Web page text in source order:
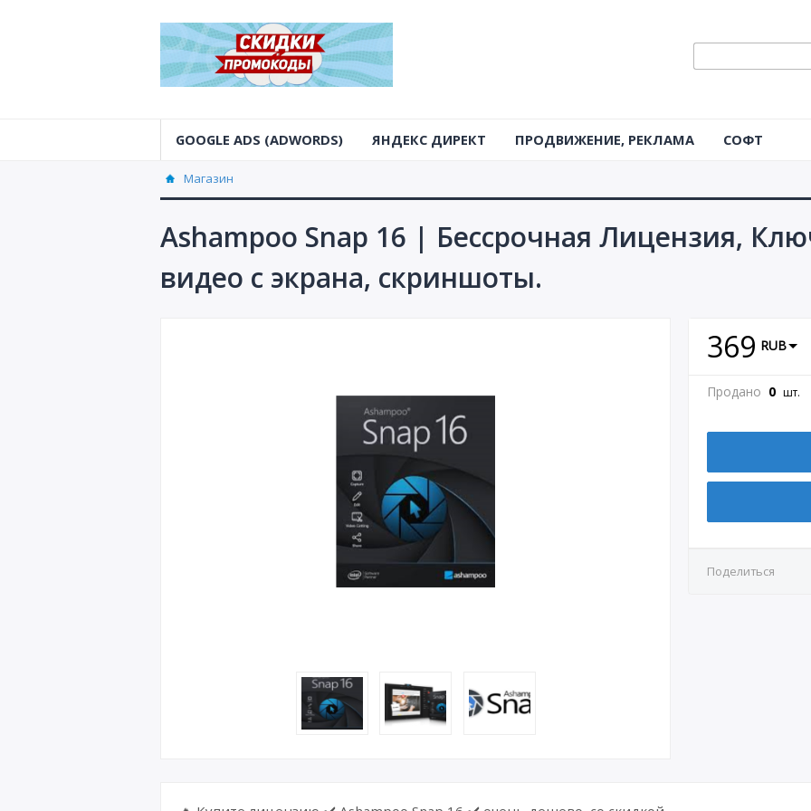
GOOGLE ADS (ADWORDS) ЯНДЕКС ДИРЕКТ ПРОДВИЖЕНИЕ, РЕКЛАМА СОФТ
Магазин
Ashampoo Snap 16 | Бессрочная Лицензия,
видео с экрана, скриншоты.
369 RUB
Продано 0 шт.
Поделиться